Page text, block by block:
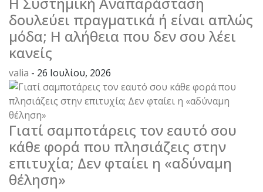
δουλεύει πραγματικά ή είναι απλώς
μόδα; Η αλήθεια που δεν σου λέει
κανείς
valia - 26 Ιουλίου, 2026
Γιατί σαμποτάρεις τον εαυτό σου
κάθε φορά που πλησιάζεις στην
επιτυχία; Δεν φταίει η «αδύναμη
θέληση»